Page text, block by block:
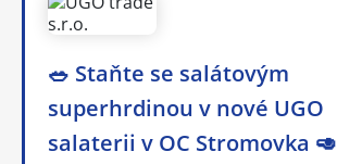
🥗 Staňte se salátovým
superhrdinou v nové UGO
salaterii v OC Stromovka 🥑